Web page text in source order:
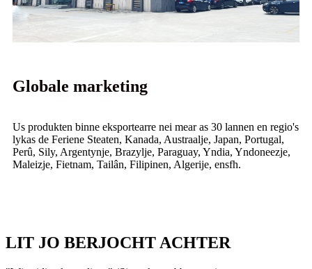
Globale marketing
Us produkten binne eksportearre nei mear as 30 lannen en regio's
lykas de Feriene Steaten, Kanada, Austraalje, Japan, Portugal,
Perû, Sily, Argentynje, Brazylje, Paraguay, Yndia, Yndoneezje,
Maleizje, Fietnam, Tailân, Filipinen, Algerije, ensfh.
LIT JO BERJOCHT ACHTER